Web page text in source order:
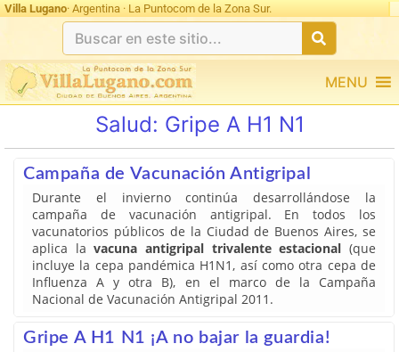
Villa Lugano· Argentina · La Puntocom de la Zona Sur.
MENU
Salud: Gripe A H1 N1
Campaña de Vacunación Antigripal
Durante el invierno continúa desarrollándose la
campaña de vacunación antigripal. En todos los
vacunatorios públicos de la Ciudad de Buenos Aires, se
aplica lavacuna antigripal trivalente estacional (que
incluye la cepa pandémica H1N1, así como otra cepa de
Influenza A y otra B), en el marco de la Campaña
Nacional de Vacunación Antigripal 2011.
Gripe A H1 N1 ¡A no bajar la guardia!